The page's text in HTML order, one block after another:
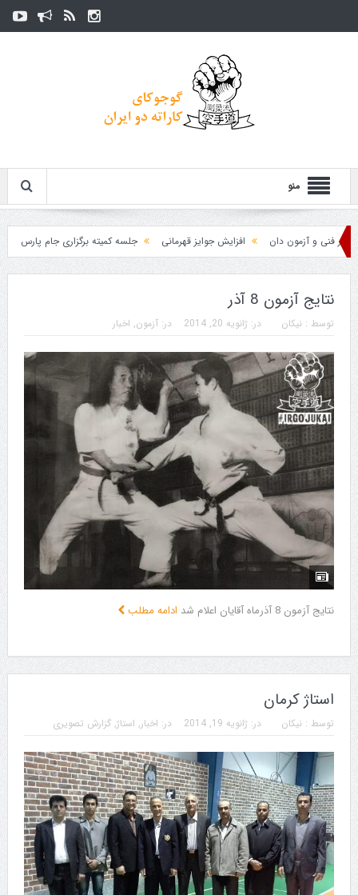
منو
آزمون دان افزایش جوایز قهرمانی جلسه کمیته برگزاری جام پارس زمان
نتایج آزمون 8 آذر
توسط : نیکان در: ژانویه 20, 2014 در: آزمون, اخبار
نتایج آزمون 8 آذرماه آقایان اعلام شد ادامه مطلب
استاژ کرمان
توسط : نیکان در: ژانویه 19, 2014 در: اخبار, استاژ, گزارش تصویری